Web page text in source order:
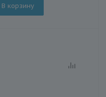
В корзину